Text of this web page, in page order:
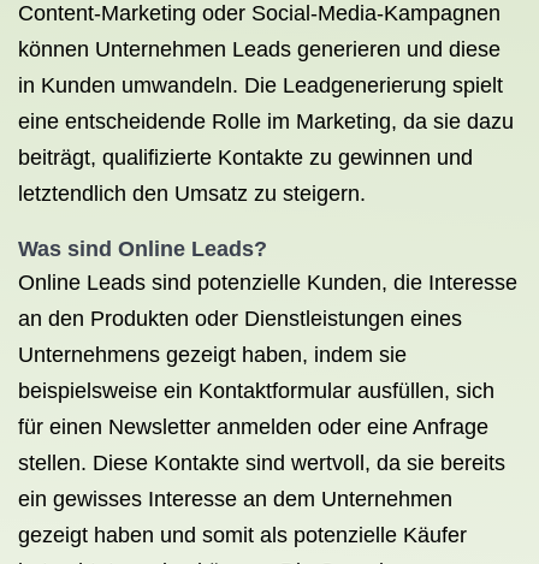
Content-Marketing oder Social-Media-Kampagnen
können Unternehmen Leads generieren und diese
in Kunden umwandeln. Die Leadgenerierung spielt
eine entscheidende Rolle im Marketing, da sie dazu
beiträgt, qualifizierte Kontakte zu gewinnen und
letztendlich den Umsatz zu steigern.
Was sind Online Leads?
Online Leads sind potenzielle Kunden, die Interesse
an den Produkten oder Dienstleistungen eines
Unternehmens gezeigt haben, indem sie
beispielsweise ein Kontaktformular ausfüllen, sich
für einen Newsletter anmelden oder eine Anfrage
stellen. Diese Kontakte sind wertvoll, da sie bereits
ein gewisses Interesse an dem Unternehmen
gezeigt haben und somit als potenzielle Käufer